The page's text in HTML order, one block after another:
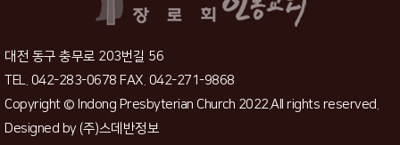
대전 동구 충무로 203번길 56
TEL. 042-283-0678 FAX. 042-271-9868
Copyright © Indong Presbyterian Church 2022.All rights reserved.
Designed by(주)스데반정보